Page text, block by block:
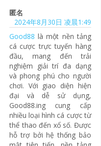
匿名
2024年8月30日 凌晨1:49
Good88 là một nền tảng
cá cược trực tuyến hàng
đầu, mang đến trải
nghiệm giải trí đa dạng
và phong phú cho người
chơi. Với giao diện hiện
đại và dễ sử dụng,
Good88.ing cung cấp
nhiều loại hình cá cược từ
thể thao đến xổ số. Được
hỗ trợ bởi hệ thống bảo